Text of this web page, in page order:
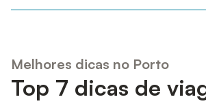
Melhores dicas no Porto
Top 7 dicas de